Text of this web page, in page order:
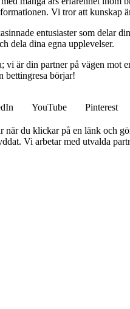
Vi tror att
entusiaster som delar
dela dina egna upplevelser.
är din partner på vägen mot
bettingresa börjar!
YouTube Pinterest
du klickar på en länk och
Vi arbetar med utvalda